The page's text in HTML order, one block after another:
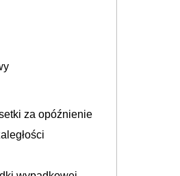
za opóźnienie